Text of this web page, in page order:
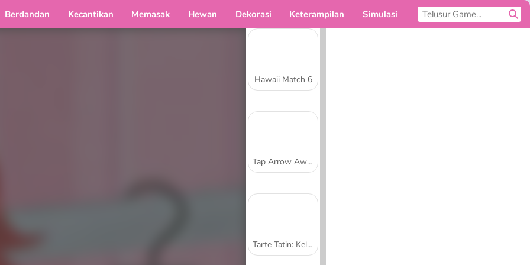
Berdandan Kecantikan Memasak Hewan Dekorasi Keterampilan Simulasi
Hawaii Match 6
Tap Arrow Away
Tarte Tatin: Kelas Memasak Sara